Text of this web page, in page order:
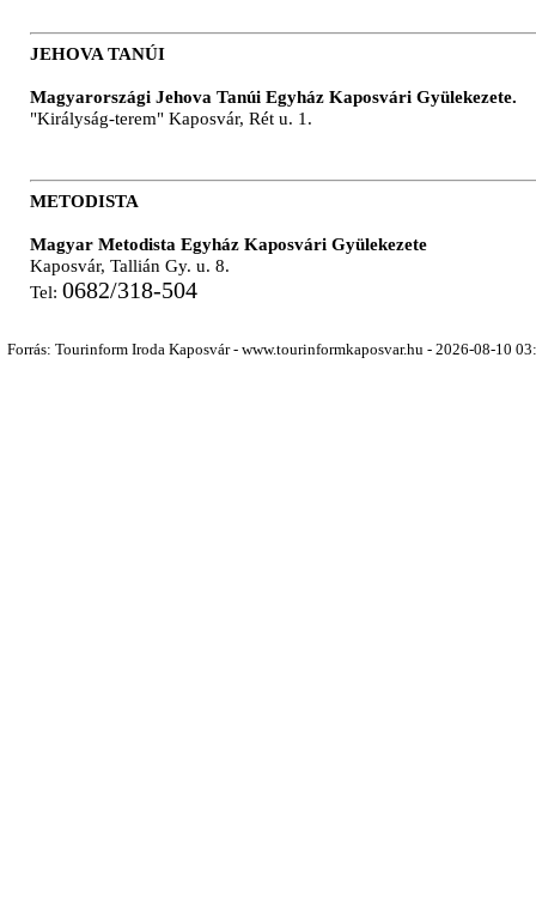
JEHOVA TANÚI
Magyarországi Jehova Tanúi Egyház Kaposvári Gyülekezete.
"Királyság-terem" Kaposvár, Rét u. 1.
METODISTA
Magyar Metodista Egyház Kaposvári Gyülekezete
Kaposvár, Tallián Gy. u. 8.
Tel: 0682/318-504
Forrás: Tourinform Iroda Kaposvár - www.tourinformkaposvar.hu - 2026-08-10